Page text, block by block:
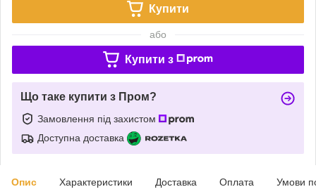
Купити
або
Купити з
Що таке купити з Пром?
Замовлення під захистом
Доступна доставка
Опис Характеристики Доставка Оплата Умови